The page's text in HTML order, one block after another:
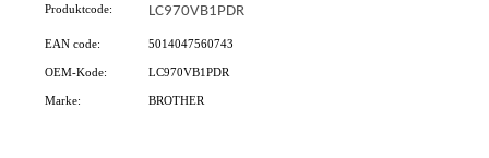
Produktcode: LC970VB1PDR
EAN code: 5014047560743
OEM-Kode: LC970VB1PDR
Marke: BROTHER